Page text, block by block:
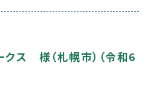
ス 様（札幌市）（令和6